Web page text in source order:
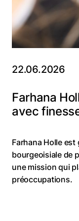
22.06.2026
Farhana
avec
Farhana Holle
bourgeoisiale de
une mission qui
préoccupations.